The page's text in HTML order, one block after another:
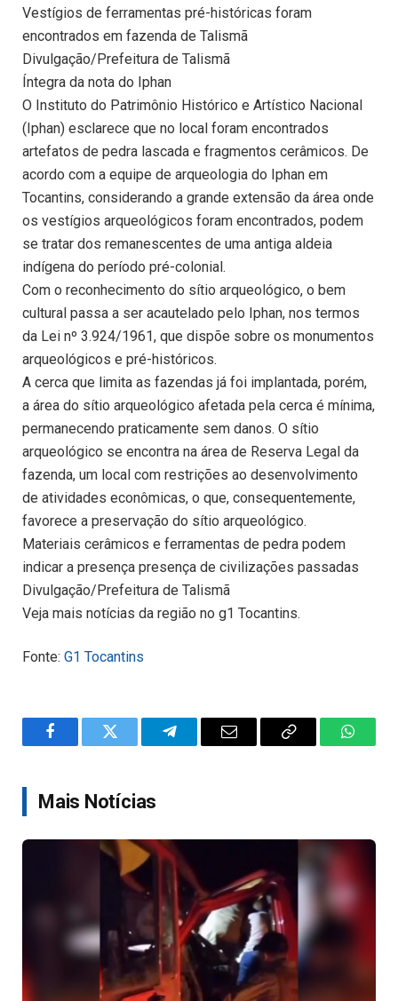
Vestígios de ferramentas pré-históricas foram
encontrados em fazenda de Talismã
Divulgação/Prefeitura de Talismã
Íntegra da nota do Iphan
O Instituto do Patrimônio Histórico e Artístico Nacional
(Iphan) esclarece que no local foram encontrados
artefatos de pedra lascada e fragmentos cerâmicos. De
acordo com a equipe de arqueologia do Iphan em
Tocantins, considerando a grande extensão da área onde
os vestígios arqueológicos foram encontrados, podem
se tratar dos remanescentes de uma antiga aldeia
indígena do período pré-colonial.
Com o reconhecimento do sítio arqueológico, o bem
cultural passa a ser acautelado pelo Iphan, nos termos
da Lei nº 3.924/1961, que dispõe sobre os monumentos
arqueológicos e pré-históricos.
A cerca que limita as fazendas já foi implantada, porém,
a área do sítio arqueológico afetada pela cerca é mínima,
permanecendo praticamente sem danos. O sítio
arqueológico se encontra na área de Reserva Legal da
fazenda, um local com restrições ao desenvolvimento
de atividades econômicas, o que, consequentemente,
favorece a preservação do sítio arqueológico.
Materiais cerâmicos e ferramentas de pedra podem
indicar a presença presença de civilizações passadas
Divulgação/Prefeitura de Talismã
Veja mais notícias da região no g1 Tocantins.
Fonte: G1 Tocantins
FacebookTwitter TelegramEmail
Copy
Mais Notícias